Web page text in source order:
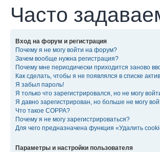
Часто
Вход на форум и регистрация
Почему я не могу войти на форум?
Зачем вообще нужна регистрация?
Почему мне периодически приходится заново
Как сделать, чтобы я не появлялся в списке
Я забыл пароль!
Я только что зарегистрировался, но не могу
Я давно зарегистрирован, но больше не могу
Что такое COPPA?
Почему я не могу зарегистрироваться?
Для чего предназначена функция «Удалить
Параметры и настройки пользователя